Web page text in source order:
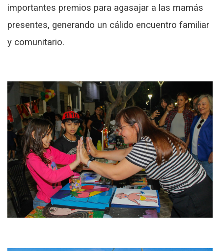
importantes premios para agasajar a las mamás
presentes, generando un cálido encuentro familiar
y comunitario.